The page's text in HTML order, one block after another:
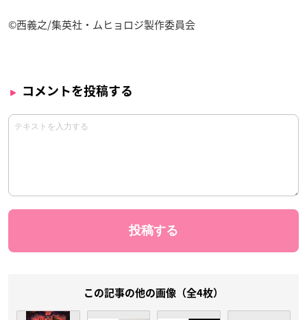
©西義之/集英社・ムヒョロジ製作委員会
コメントを投稿する
この記事の他の画像（全4枚）